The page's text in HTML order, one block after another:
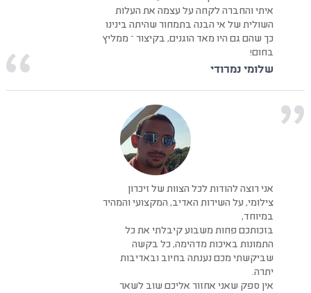
איתי והחברה לקחה על עצמה את העלות
השולית של אי הבנה בתמחור שהיתה בינינו
כך שהם גם היו מאד הוגנים, בקיצור – ממליץ
בחום!
שלומי נמרודי
אני רוצה להודות לכל הצוות של זיכרון
צילומי, על השירות האדיב, המקצועי והמהיר
במיוחד,
בזכותכם פחות משבוע קיבלתי את כל
התמונות באיכות מדהימה, כל בקשה
שביקשתי מכם נענתה בחיוב ובאדיבות
יתרה.
אין ספק שאני אחזור אליכם שוב לשאר